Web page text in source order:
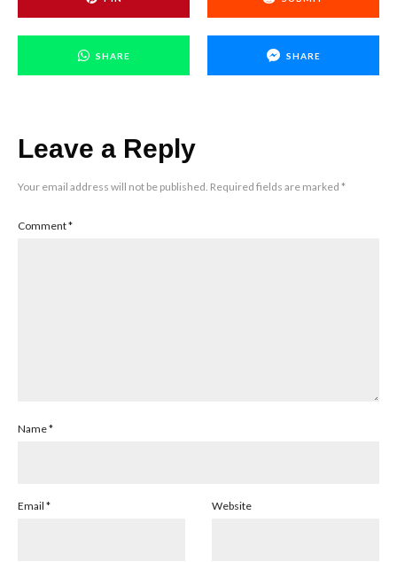
SHARE SHARE
Leave a Reply
Your email address will not be published. Required fields are marked *
Comment*
Name*
Email * Website